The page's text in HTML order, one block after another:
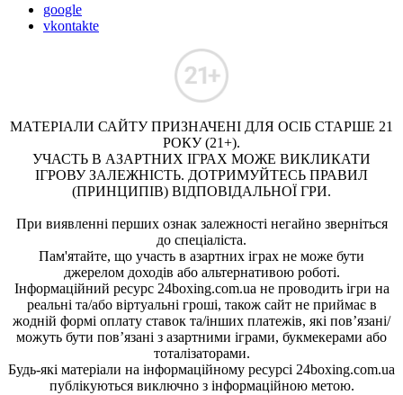
google
vkontakte
МАТЕРІАЛИ САЙТУ ПРИЗНАЧЕНІ ДЛЯ ОСІБ СТАРШЕ 21
РОКУ (21+).
УЧАСТЬ В АЗАРТНИХ ІГРАХ МОЖЕ ВИКЛИКАТИ
ІГРОВУ ЗАЛЕЖНІСТЬ. ДОТРИМУЙТЕСЬ ПРАВИЛ
(ПРИНЦИПІВ) ВІДПОВІДАЛЬНОЇ ГРИ.
При виявленні перших ознак залежності негайно зверніться
до спеціаліста.
Пам'ятайте, що участь в азартних іграх не може бути
джерелом доходів або альтернативою роботі.
Інформаційний ресурс 24boxing.com.ua не проводить ігри на
реальні та/або віртуальні гроші, також сайт не приймає в
жодній формі оплату ставок та/інших платежів, які пов’язані/
можуть бути пов’язані з азартними іграми, букмекерами або
тоталізаторами.
Будь-які матеріали на інформаційному ресурсі 24boxing.com.ua
публікуються виключно з інформаційною метою.